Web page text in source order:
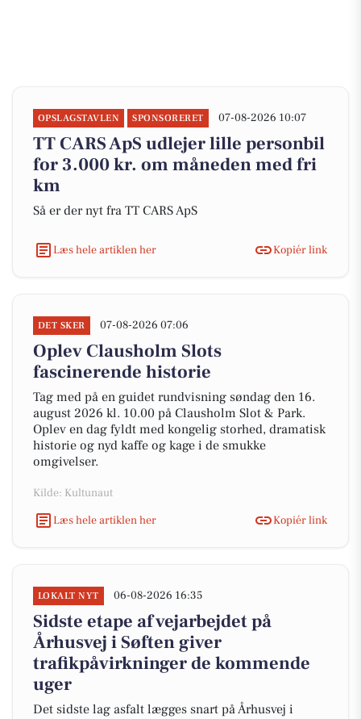
OPSLAGSTAVLEN SPONSORERET 07-08-2026 10:07
TT CARS ApS udlejer lille personbil
for 3.000 kr. om måneden med fri
km
Så er der nyt fra TT CARS ApS
Læs hele artiklen her Kopiér link
DET SKER 07-08-2026 07:06
Oplev Clausholm Slots
fascinerende historie
Tag med på en guidet rundvisning søndag den 16.
august 2026 kl. 10.00 på Clausholm Slot & Park.
Oplev en dag fyldt med kongelig storhed, dramatisk
historie og nyd kaffe og kage i de smukke
omgivelser.
Kilde: Kultunaut
Læs hele artiklen her
Kopiér link
LOKALT NYT 06-08-2026 16:35
Sidste etape af vejarbejdet på
Århusvej i Søften giver
trafikpåvirkninger de kommende
uger
Det sidste lag asfalt lægges snart på Århusvej i